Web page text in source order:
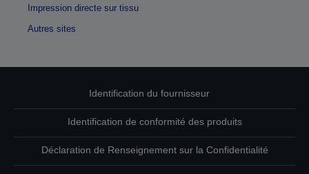
Impression directe sur tissu
Autres sites
Identification du fournisseur
Identification de conformité des produits
Déclaration de Renseignement sur la Confidentialité